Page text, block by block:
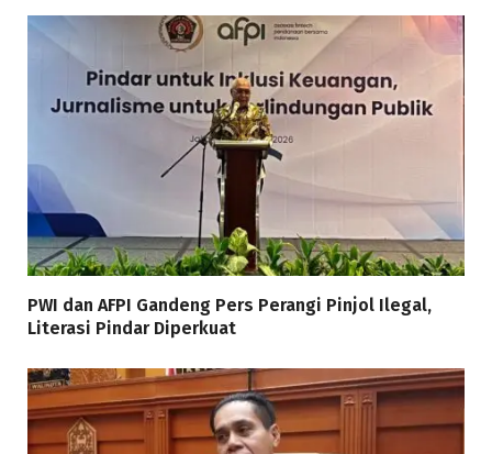
PWI dan AFPI Gandeng Pers Perangi Pinjol Ilegal,
Literasi Pindar Diperkuat